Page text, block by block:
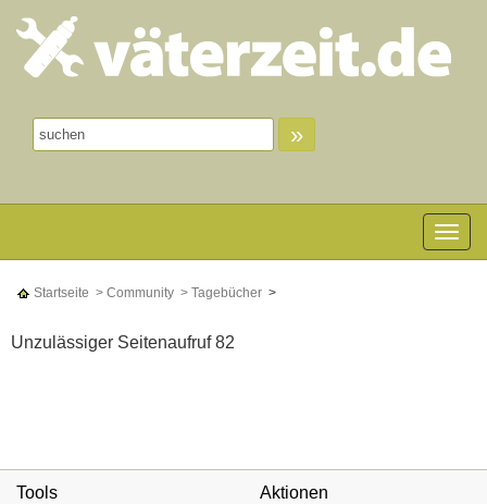
»
Toggle
Startseite > Community > Tagebücher >
Unzulässiger Seitenaufruf 82
Tools Aktionen